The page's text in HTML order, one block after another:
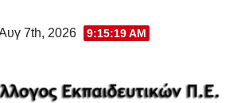
7th, 2026 9:15:20 AM